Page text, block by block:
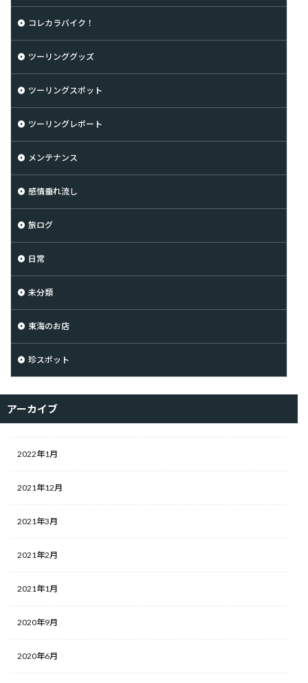
コレカラバイク！
ツーリンググッズ
ツーリングスポット
ツーリングレポート
メンテナンス
感情垂れ流し
旅ログ
日常
未分類
東海のお店
珍スポット
アーカイブ
2022年1月
2021年12月
2021年3月
2021年2月
2021年1月
2020年9月
2020年6月